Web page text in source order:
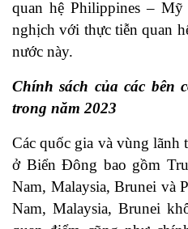
quan hệ Philippines –
nghịch với thực tiễn quan
nước này.
Chính sách của các bên
trong năm 2023
Các quốc gia và vùng lãnh
ở Biển Đông bao gồm
Nam, Malaysia, Brunei và
Nam, Malaysia, Brunei